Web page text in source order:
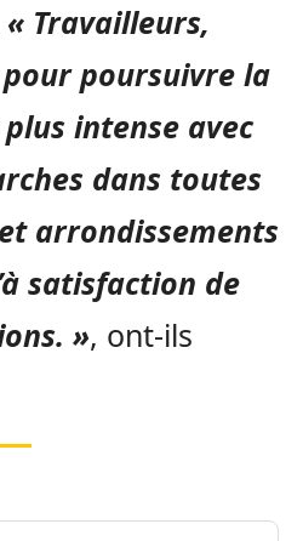
« Travailleurs,
poursuivre la
intense avec
dans toutes
arrondissements
satisfaction de
», ont-ils